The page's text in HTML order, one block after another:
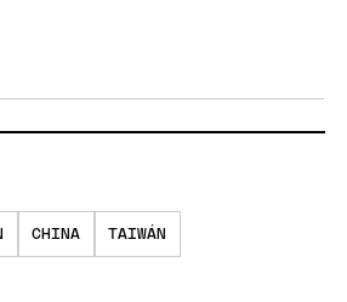
CHINA TAIWÁN